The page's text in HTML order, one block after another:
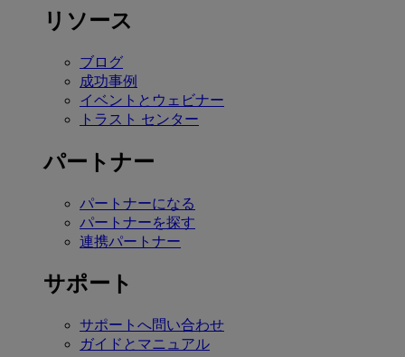
リソース
ブログ
成功事例
イベントとウェビナー
トラスト センター
パートナー
パートナーになる
パートナーを探す
連携パートナー
サポート
サポートへ問い合わせ
ガイドとマニュアル